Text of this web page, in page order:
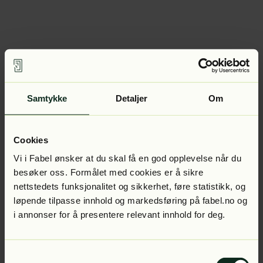
Samtykke Detaljer Om
Cookies
Vi i Fabel ønsker at du skal få en god opplevelse når du
besøker oss. Formålet med cookies er å sikre
nettstedets funksjonalitet og sikkerhet, føre statistikk, og
løpende tilpasse innhold og markedsføring på fabel.no og
i annonser for å presentere relevant innhold for deg.